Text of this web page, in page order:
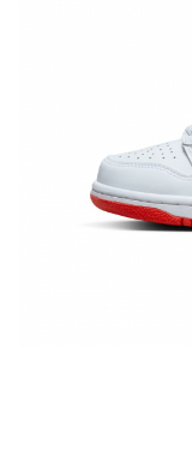
Pantaloni scurti Copii
Ingrijire incaltaminte